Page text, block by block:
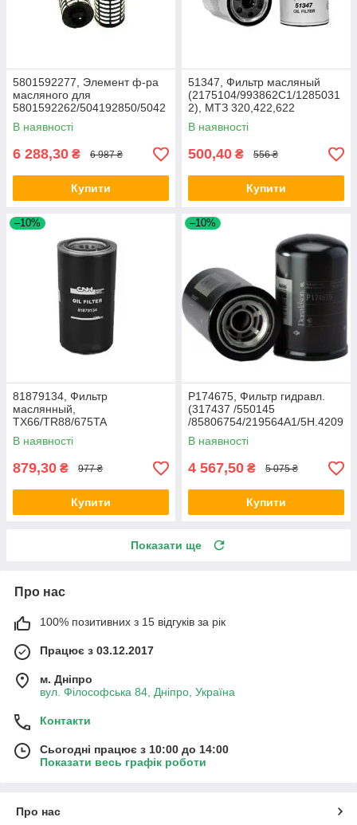
5801592277, Элемент ф-ра
масляного для
5801592262/504192850/5042
13800, CR9080/Steiger
В наявності
6 288,30 ₴ 6 987 ₴
Купити
51347, Фильтр масляный
(2175104/993862C1/1285031
2), МТЗ 320,422,622
(дв.Lombardini)
В наявності
500,40 ₴ 556 ₴
Купити
–10%
81879134, Фильтр
маслянный,
TX66/TR88/675TA
В наявності
879,30 ₴ 977 ₴
Купити
–10%
P174675, Фильтр гидравл.
(317437 /550145
/85806754/219564A1/5H.4209
211), DIECI Agri Plus 40.7
В наявності
4 567,50 ₴ 5 075 ₴
Купити
Показати ще
Про нас
100% позитивних з 15 відгуків за рік
Працює з 03.12.2017
м. Дніпро
вул. Філософська 84, Дніпро, Україна
Контакти
Сьогодні працює з 10:00 до 14:00
Показати весь графік роботи
Про нас